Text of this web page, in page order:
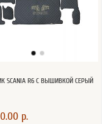
SCANIA R6 С ВЫШИВКОЙ СЕРЫЙ
р.